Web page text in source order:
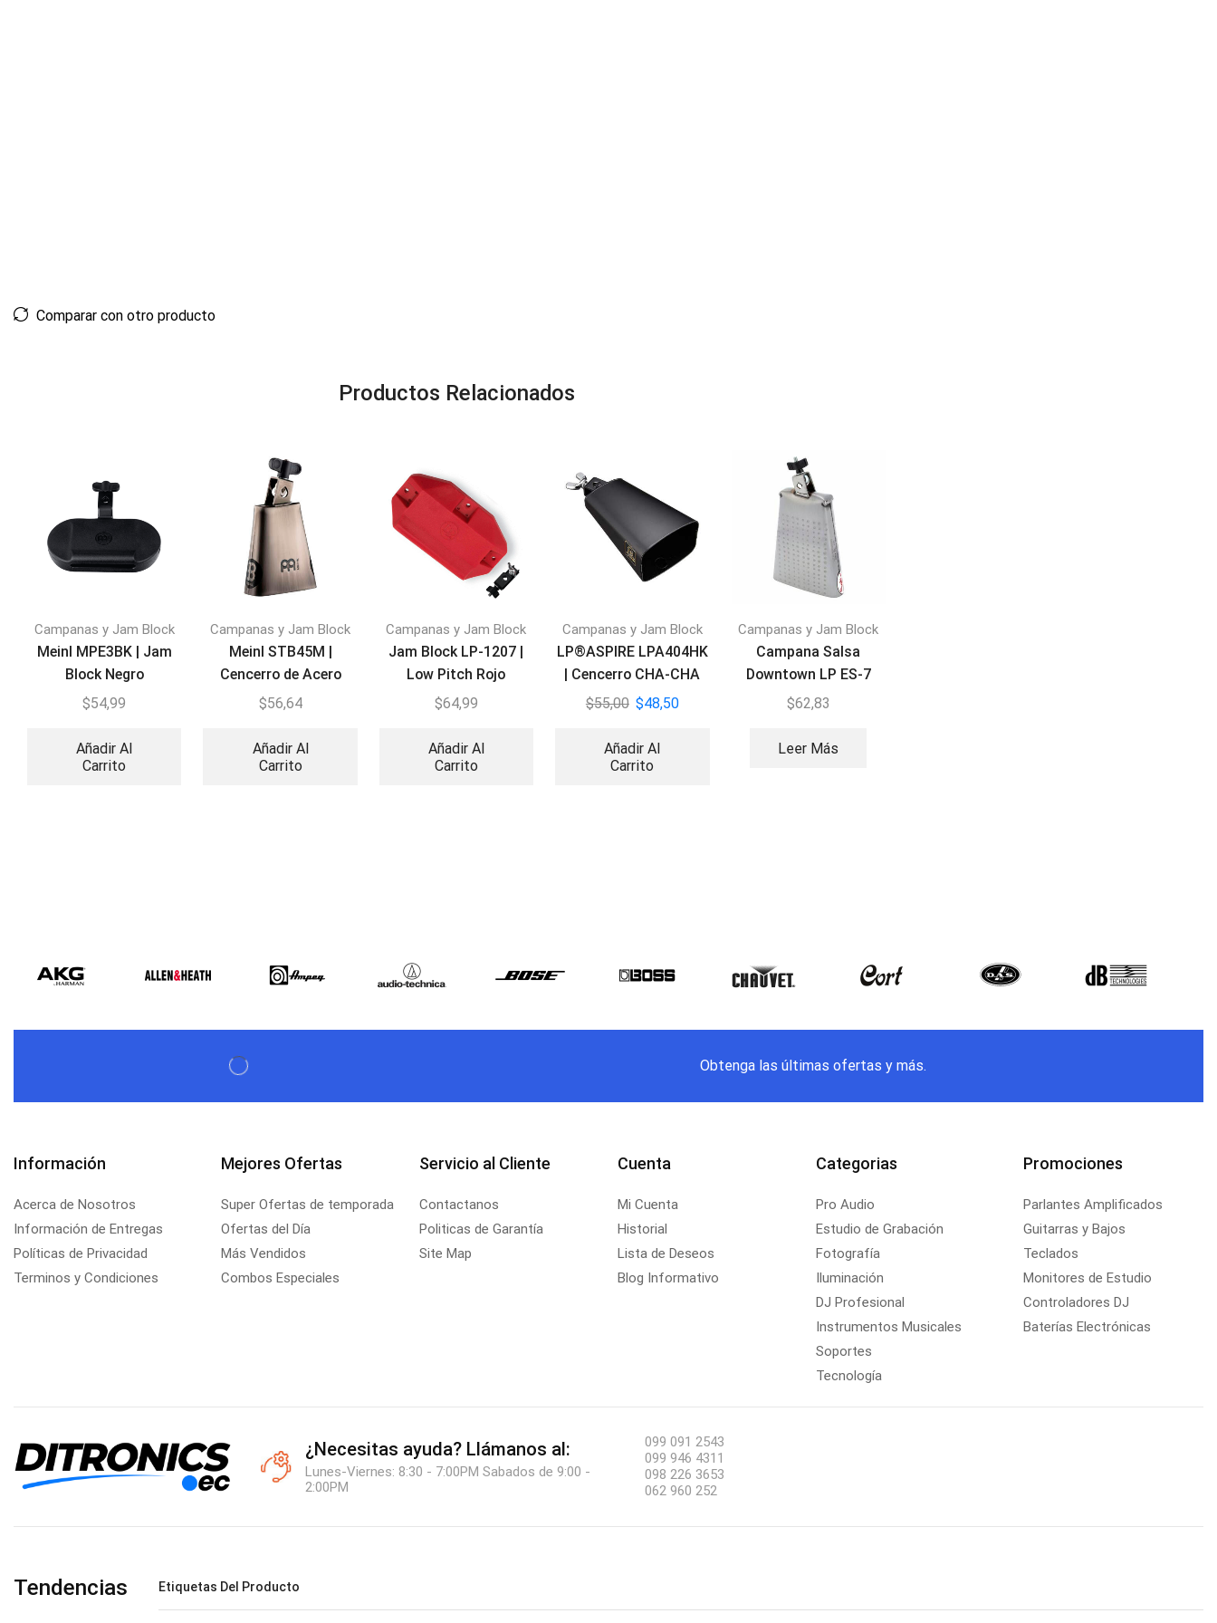
Comparar con otro producto
Productos Relacionados
Campanas y Jam Block
Meinl MPE3BK | Jam
Block Negro
$54,99
Añadir Al
Carrito
Campanas y Jam Block
Meinl STB45M |
Cencerro de Acero
Cowbell
$56,64
Añadir Al
Carrito
Campanas y Jam Block
Jam Block LP-1207 |
Low Pitch Rojo
$64,99
Añadir Al
Carrito
Campanas y Jam Block
LP®ASPIRE LPA404HK
| Cencerro CHA-CHA
CB KIT
$55,00 $48,50
Añadir Al
Carrito
Campanas y Jam Block
Campana Salsa
Downtown LP ES-7
$62,83
Leer Más
Obtenga las últimas ofertas y más.
Información
Acerca de Nosotros
Información de Entregas
Políticas de Privacidad
Terminos y Condiciones
Mejores Ofertas
Super Ofertas de temporada
Ofertas del Día
Más Vendidos
Combos Especiales
Servicio al Cliente
Contactanos
Politicas de Garantía
Site Map
Cuenta
Mi Cuenta
Historial
Lista de Deseos
Blog Informativo
Categorias
Pro Audio
Estudio de Grabación
Fotografía
Iluminación
DJ Profesional
Instrumentos Musicales
Soportes
Tecnología
Promociones
Parlantes Amplificados
Guitarras y Bajos
Teclados
Monitores de Estudio
Controladores DJ
Baterías Electrónicas
¿Necesitas ayuda? Llámanos al:
Lunes-Viernes: 8:30 - 7:00PM Sabados de 9:00 -
2:00PM
099 091 2543
099 946 4311
098 226 3653
062 960 252
Tendencias Etiquetas Del Producto